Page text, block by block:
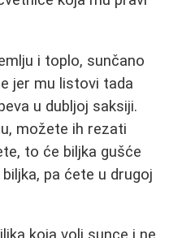
i toplo, sunčano
jer mu listovi tada
u dubljoj saksiji.
možete ih rezati
to će biljka gušće
pa ćete u drugoj